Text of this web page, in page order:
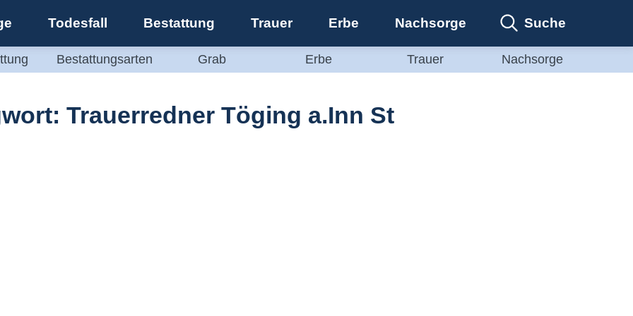
Todesfall Bestattung Trauer Erbe Nachsorge Suche
Bestattungsarten Grab Erbe Trauer Nachsorge
Trauerredner Töging a.Inn St